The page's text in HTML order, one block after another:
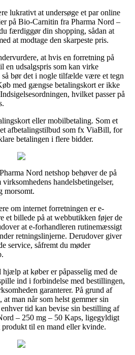
lukrativt at undersøge et par online
på Bio-Carnitin fra Pharma Nord –
færdiggør din shopping, sådan at
at modtage den skarpeste pris.
at hvis en forretning på
en udsalgspris som kan virke
bør det i nogle tilfælde være et tegn
med gængse betalingskort er ikke
hvilket passer på
eller mobilbetaling. Som et
afbetalingstilbud som fx ViaBill, for
betalingen i flere bidder.
Nord netshop behøver de på
handelsbetingelser,
morsomt.
om internet forretningen er e-
et billede på at webbutikken føjer de
at e-forhandleren rutinemæssigt
retningslinjerne. Derudover giver
service, såfremt du møder
at køber er påpasselig med de
ind i forbindelse med bestillingen,
garanterer. På grund af
man når som helst gemmer sin
tid kan bevise sin bestilling af
– 250 mg – 50 Kaps, ligegyldigt
til en mand eller kvinde.